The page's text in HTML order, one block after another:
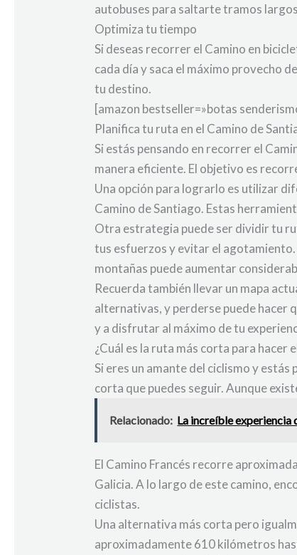
autobuses para saltarte tramos
Optimiza tu tiempo
Si deseas recorrer el Camino en
cada día y saca el máximo provecho
tu destino.
[amazon bestseller=»botas
Planifica tu ruta en el Camino de
Si estás pensando en recorrer el
manera eficiente. El objetivo es
Una opción para lograrlo es utilizar
Camino de Santiago. Estas
Otra estrategia puede ser dividir tu
tus esfuerzos y evitar el
montañas puede aumentar
Recuerda también llevar un mapa
alternativas, y perderse puede hacer
y a disfrutar al máximo de tu
¿Cuál es la ruta más corta para hacer
Si eres un amante del ciclismo y estás
corta que puedes seguir. Aunque
Relacionado: La increíble experiencia
El Camino Francés recorre
Galicia. A lo largo de este camino,
ciclistas.
Una alternativa más corta pero
aproximadamente 610 kilómetros